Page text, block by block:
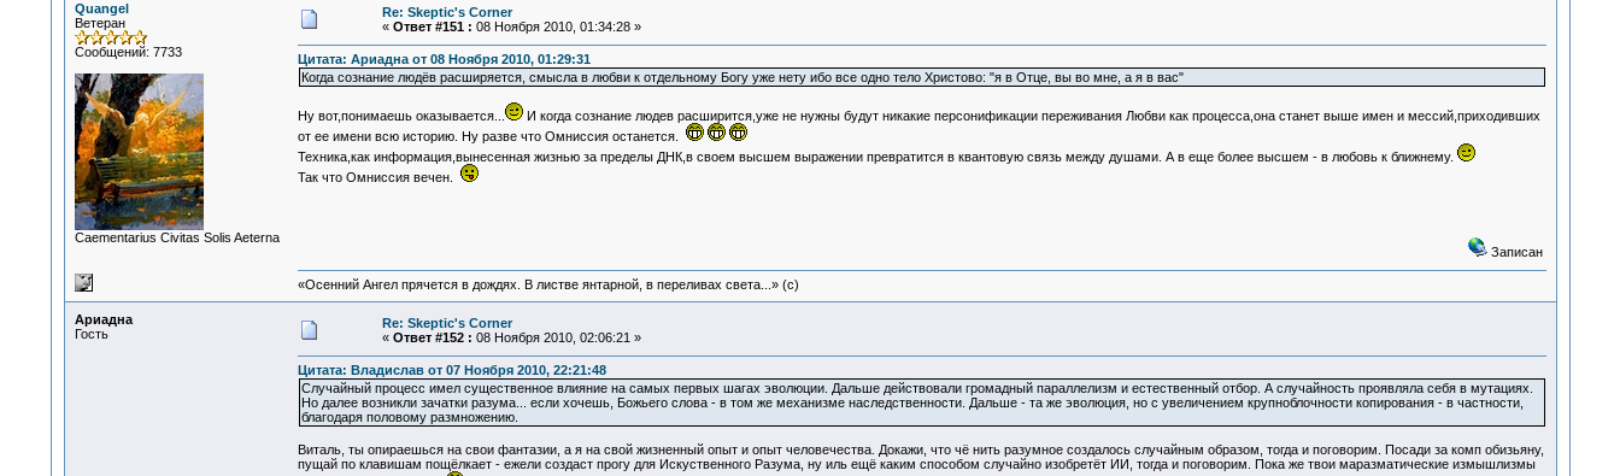
Quangel
Ветеран
Сообщений: 7733
Сaementarius Civitas Solis Aeterna
Re: Skeptic's Corner
« Ответ #151 : 08 Ноября 2010, 01:34:28 »
Цитата: Ариадна от 08 Ноября 2010, 01:29:31
Когда сознание людёв расширяется, смысла в любви к отдельному Богу уже нету ибо все одно тело Христово: "я в Отце, вы во мне, а я в вас"
Ну вот,понимаешь оказывается...
И когда сознание людев расширится,уже не нужны будут никакие персонификации переживания Любви как процесса,она станет выше имен и мессий,приходивших
от ее имени всю историю. Ну разве что Омниссия останется.
Техника,как информация,вынесенная жизнью за пределы ДНК,в своем высшем выражении превратится в квантовую связь между душами. А в еще более высшем - в любовь к ближнему.
Так что Омниссия вечен.
Записан
«Осенний Ангел прячется в дождях. В листве янтарной, в переливах света...» (c)
Ариадна
Гость
Re: Skeptic's Corner
« Ответ #152 : 08 Ноября 2010, 02:06:21 »
Цитата: Владислав от 07 Ноября 2010, 22:21:48
Случайный процесс имел существенное влияние на самых первых шагах эволюции. Дальше действовали громадный параллелизм и естественный отбор. А случайность проявляла себя в мутациях.
Но далее возникли зачатки разума... если хочешь, Божьего слова - в том же механизме наследственности. Дальше - та же эволюция, но с увеличением крупноблочности копирования - в частности,
благодаря половому размножению.
Виталь, ты опираешься на свои фантазии, а я на свой жизненный опыт и опыт человечества. Докажи, что чё нить разумное создалось случайным образом, тогда и поговорим. Посади за комп обизьяну,
пущай по клавишам пощёлкает - ежели создаст прогу для Искуственного Разума, ну иль ещё каким способом случайно изобретёт ИИ, тогда и поговорим. Пока же твои маразматические измышлизмы